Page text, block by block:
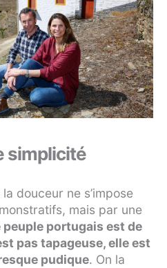
simplicité
douceur ne s’impose
mais par une
peuple portugais est de
pas tapageuse, elle est
pudique. On la